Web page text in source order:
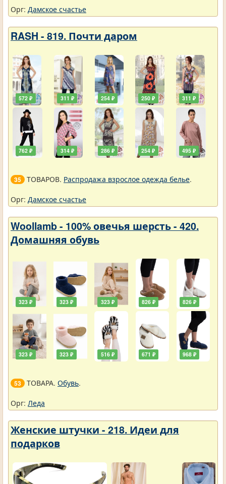
Орг: Дамское счастье
RASH - 819. Почти даром
572 ₽
762 ₽
311 ₽
314 ₽
254 ₽
286 ₽
250 ₽
254 ₽
311 ₽
495 ₽
35 ТОВАРОВ. Распродажа взрослое одежда белье.
Орг: Дамское счастье
Woollamb - 100% овечья шерсть - 420.
Домашняя обувь
323 ₽
323 ₽
323 ₽
323 ₽
323 ₽
516 ₽
826 ₽
671 ₽
826 ₽
968 ₽
53 ТОВАРА. Обувь.
Орг: Леда
Женские штучки - 218. Идеи для
подарков